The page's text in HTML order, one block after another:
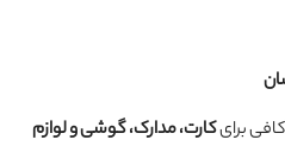
برایکارت، مدارک، گوشی و لوازم